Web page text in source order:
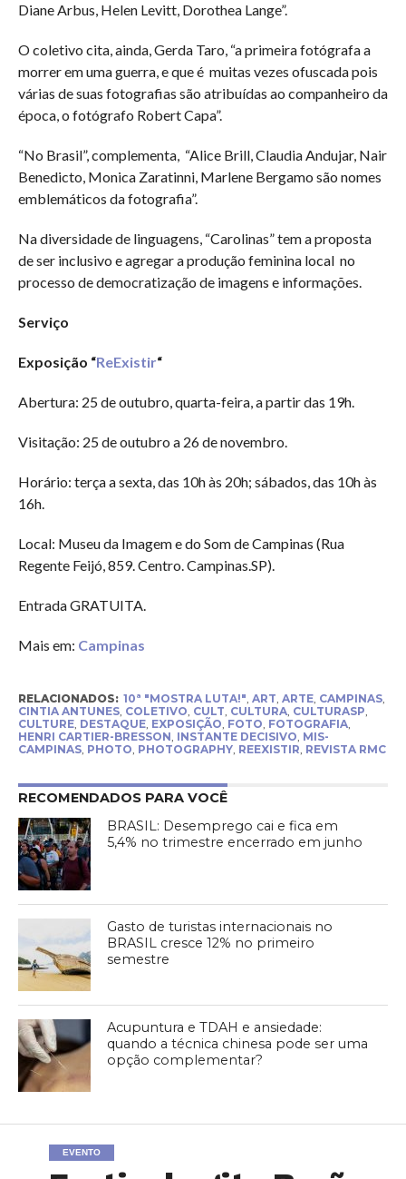
Diane Arbus, Helen Levitt, Dorothea Lange”.
O coletivo cita, ainda, Gerda Taro, “a primeira fotógrafa a
morrer em uma guerra, e que é muitas vezes ofuscada pois
várias de suas fotografias são atribuídas ao companheiro da
época, o fotógrafo Robert Capa”.
“No Brasil”, complementa, “Alice Brill, Claudia Andujar, Nair
Benedicto, Monica Zaratinni, Marlene Bergamo são nomes
emblemáticos da fotografia”.
Na diversidade de linguagens, “Carolinas” tem a proposta
de ser inclusivo e agregar a produção feminina local no
processo de democratização de imagens e informações.
Serviço
Exposição “ReExistir“
Abertura: 25 de outubro, quarta-feira, a partir das 19h.
Visitação: 25 de outubro a 26 de novembro.
Horário: terça a sexta, das 10h às 20h; sábados, das 10h às
16h.
Local: Museu da Imagem e do Som de Campinas (Rua
Regente Feijó, 859. Centro. Campinas.SP).
Entrada GRATUITA.
Mais em: Campinas
RELACIONADOS: 10ª "MOSTRA LUTA!" ART ARTE, CAMPINAS,
CINTIA ANTUNES, COLETIVO CULT CULTURA, CULTURASP
CULTURE, DESTAQUE, EXPOSIÇÃO FOTO FOTOGRAFIA,
HENRI CARTIER-BRESSON INSTANTE DECISIVO MIS-
CAMPINAS, PHOTO PHOTOGRAPHY, REEXISTIR REVISTA RMC
RECOMENDADOS PARA VOCÊ
BRASIL: Desemprego cai e fica em
5,4% no trimestre encerrado em junho
Gasto de turistas internacionais no
BRASIL cresce 12% no primeiro
semestre
Acupuntura e TDAH e ansiedade:
quando a técnica chinesa pode ser uma
opção complementar?
EVENTO